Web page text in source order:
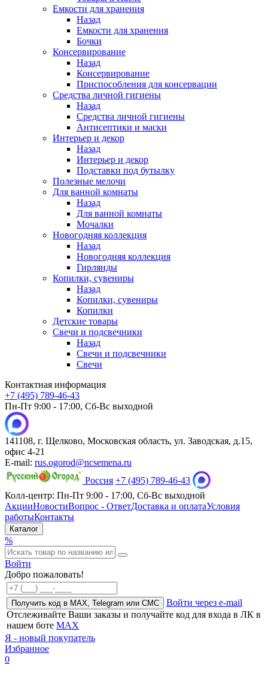
Емкости для хранения
Назад
Емкости для хранения
Бочки
Консервирование
Назад
Консервирование
Приспособления для консервации
Средства личной гигиены
Назад
Средства личной гигиены
Антисептики и маски
Интерьер и декор
Назад
Интерьер и декор
Подставки под бутылку
Полезные мелочи
Для ванной комнаты
Назад
Для ванной комнаты
Мочалки
Новогодняя коллекция
Назад
Новогодняя коллекция
Гирлянды
Копилки, сувениры
Назад
Копилки, сувениры
Копилки
Детские товары
Свечи и подсвечники
Назад
Свечи и подсвечники
Свечи
Контактная информация
+7 (495) 789-46-43
Пн-Пт 9:00 - 17:00, Сб-Вс выходной
141108, г. Щелково, Московская область, ул. Заводская, д.15,
офис 4-21
E-mail: rus.ogorod@ncsemena.ru
Россия +7 (495) 789-46-43
Колл-центр: Пн-Пт 9:00 - 17:00, Сб-Вс выходной
АкцииНовостиВопрос - ОтветДоставка и оплатаУсловия
работыКонтакты
Каталог
%
Войти
Добро пожаловать!
Получить код в MAX, Telegram или СМС
Войти через e-mail
Отслеживайте Ваши заказы и получайте код для входа в ЛК в
нашем боте MAX
Я - новый покупатель
Избранное
0